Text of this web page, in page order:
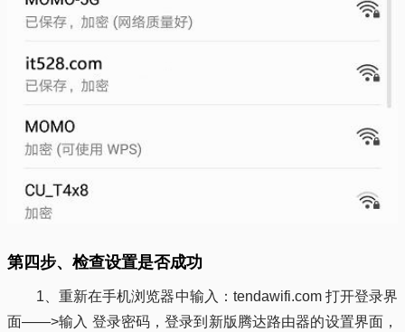
第四步、检查设置是否成功
1、重新在手机浏览器中输入：tendawifi.com 打开登录界
面——>输入 登录密码，登录到新版腾达路由器的设置界面，